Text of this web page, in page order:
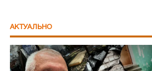
АКТУАЛЬНО